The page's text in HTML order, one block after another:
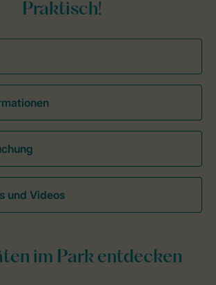
Praktisch!
und Videos